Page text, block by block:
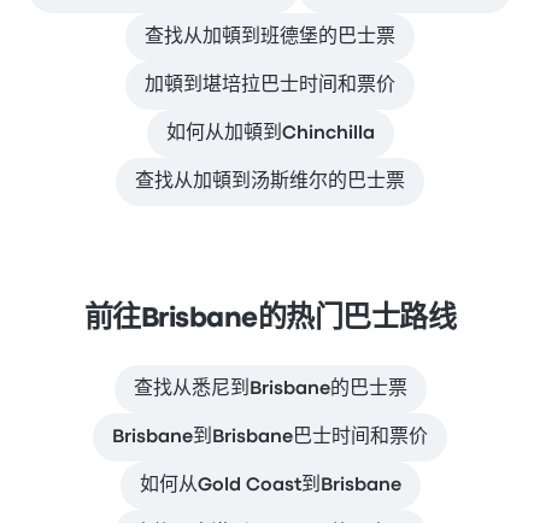
查找从加頓到班德堡的巴士票
加頓到堪培拉巴士时间和票价
如何从加頓到Chinchilla
查找从加頓到汤斯维尔的巴士票
前往Brisbane的热门巴士路线
查找从悉尼到Brisbane的巴士票
Brisbane到Brisbane巴士时间和票价
如何从Gold Coast到Brisbane